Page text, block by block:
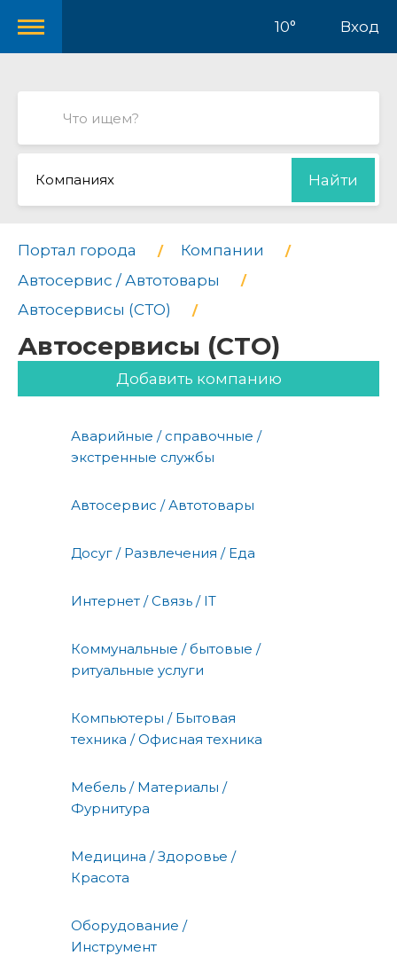
10° Вход
Компаниях Найти
Портал города
Компании
Автосервис / Автотовары
Автосервисы (СТО)
Автосервисы (СТО)
Добавить компанию
Аварийные / справочные /
экстренные службы
Автосервис / Автотовары
Досуг / Развлечения / Еда
Интернет / Связь / IT
Коммунальные / бытовые /
ритуальные услуги
Компьютеры / Бытовая
техника / Офисная техника
Мебель / Материалы /
Фурнитура
Медицина / Здоровье /
Красота
Оборудование /
Инструмент